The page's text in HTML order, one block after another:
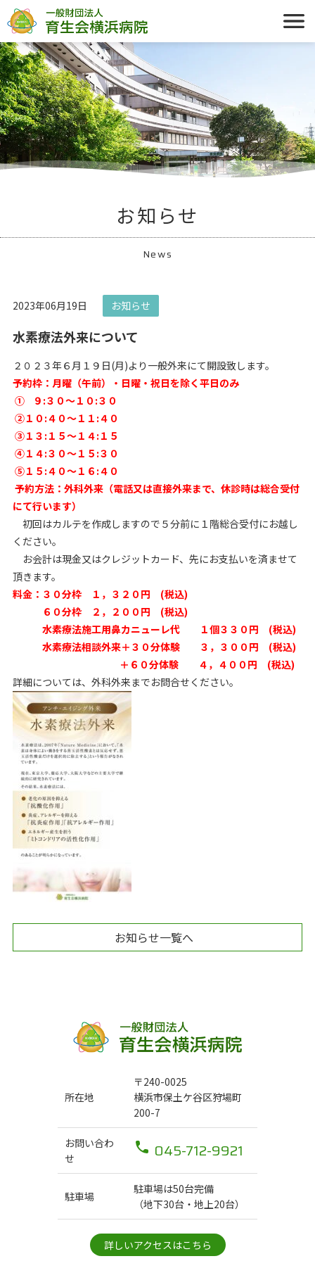
お知らせ
News
2023年06月19日 お知らせ
水素療法外来について
２０２３年６月１９日(月)より一般外来にて開設致します。
予約枠：月曜（午前）・日曜・祝日を除く平日のみ
① ９:３０～１０:３０
②１０:４０～１１:４０
③１３:１５～１４:１５
④１４:３０～１５:３０
⑤１５:４０～１６:４０
予約方法：外科外来（電話又は直接外来まで、休診時は総合受付
にて行います）
初回はカルテを作成しますので５分前に１階総合受付にお越し
ください。
お会計は現金又はクレジットカード、先にお支払いを済ませて
頂きます。
料金：３０分枠 １，３２０円 (税込)
６０分枠 ２，２００円 (税込)
水素療法施工用鼻カニューレ代 １個３３０円 (税込)
水素療法相談外来＋３０分体験 ３，３００円 (税込)
＋６０分体験 ４，４００円 (税込)
詳細については、外科外来までお問合せください。
お知らせ一覧へ
所在地
〒240-0025
横浜市保土ケ谷区狩場町
200-7
お問い合わ
せ
045-712-9921
駐車場
駐車場は50台完備
（地下30台・地上20台）
詳しいアクセスはこちら